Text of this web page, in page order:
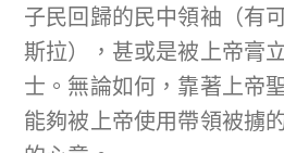
子民回歸的民中領袖（有
斯拉），甚或是被上帝膏
士。無論如何，靠著上帝
能夠被上帝使用帶領被擄